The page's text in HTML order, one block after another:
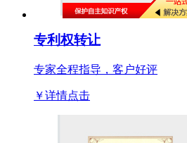
专利权转让
专家全程指导，客户好评
￥详情点击